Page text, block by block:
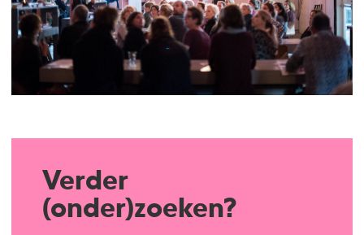
Verder
(onder)zoeken?